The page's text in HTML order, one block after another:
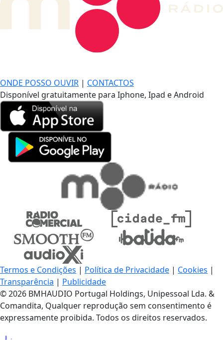
ONDE POSSO OUVIR | CONTACTOS
Disponível gratuitamente para Iphone, Ipad e Android
Termos e Condições | Política de Privacidade | Cookies |
Transparência | Publicidade
© 2026 BMHAUDIO Portugal Holdings, Unipessoal Lda. &
Comandita, Qualquer reprodução sem consentimento é
expressamente proibida. Todos os direitos reservados.